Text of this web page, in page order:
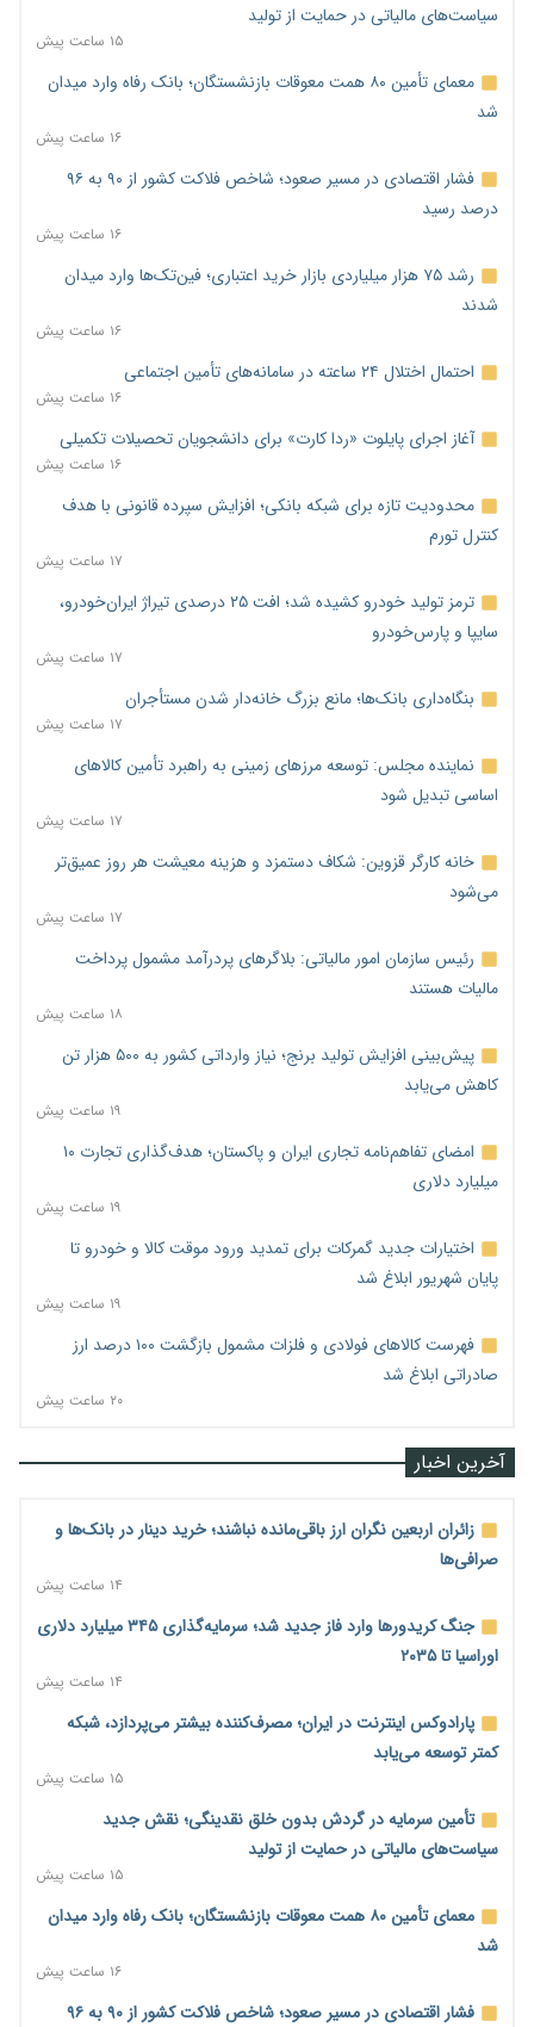
سیاست‌های مالیاتی در حمایت از تولید
۱۵ ساعت پیش
معمای تأمین ۸۰ همت معوقات بازنشستگان؛ بانک رفاه وارد میدان
شد
۱۶ ساعت پیش
فشار اقتصادی در مسیر صعود؛ شاخص فلاکت کشور از ۹۰ به ۹۶
درصد رسید
۱۶ ساعت پیش
رشد ۷۵ هزار میلیاردی بازار خرید اعتباری؛ فین‌تک‌ها وارد میدان
شدند
۱۶ ساعت پیش
احتمال اختلال ۲۴ ساعته در سامانه‌های تأمین اجتماعی
۱۶ ساعت پیش
آغاز اجرای پایلوت «ردا کارت» برای دانشجویان تحصیلات تکمیلی
۱۶ ساعت پیش
محدودیت تازه برای شبکه بانکی؛ افزایش سپرده قانونی با هدف
کنترل تورم
۱۷ ساعت پیش
ترمز تولید خودرو کشیده شد؛ افت ۲۵ درصدی تیراژ ایران‌خودرو،
سایپا و پارس‌خودرو
۱۷ ساعت پیش
بنگاه‌داری بانک‌ها؛ مانع بزرگ خانه‌دار شدن مستأجران
۱۷ ساعت پیش
نماینده مجلس: توسعه مرزهای زمینی به راهبرد تأمین کالاهای
اساسی تبدیل شود
۱۷ ساعت پیش
خانه کارگر قزوین: شکاف دستمزد و هزینه معیشت هر روز عمیق‌تر
می‌شود
۱۷ ساعت پیش
رئیس سازمان امور مالیاتی: بلاگرهای پردرآمد مشمول پرداخت
مالیات هستند
۱۸ ساعت پیش
پیش‌بینی افزایش تولید برنج؛ نیاز وارداتی کشور به ۵۰۰ هزار تن
کاهش می‌یابد
۱۹ ساعت پیش
امضای تفاهم‌نامه تجاری ایران و پاکستان؛ هدف‌گذاری تجارت ۱۰
میلیارد دلاری
۱۹ ساعت پیش
اختیارات جدید گمرکات برای تمدید ورود موقت کالا و خودرو تا
پایان شهریور ابلاغ شد
۱۹ ساعت پیش
فهرست کالاهای فولادی و فلزات مشمول بازگشت ۱۰۰ درصد ارز
صادراتی ابلاغ شد
۲۰ ساعت پیش
آخرین اخبار
زائران اربعین نگران ارز باقی‌مانده نباشند؛ خرید دینار در بانک‌ها و
صرافی‌ها
۱۴ ساعت پیش
جنگ کریدورها وارد فاز جدید شد؛ سرمایه‌گذاری ۳۴۵ میلیارد دلاری
اوراسیا تا ۲۰۳۵
۱۴ ساعت پیش
پارادوکس اینترنت در ایران؛ مصرف‌کننده بیشتر می‌پردازد، شبکه
کمتر توسعه می‌یابد
۱۵ ساعت پیش
تأمین سرمایه در گردش بدون خلق نقدینگی؛ نقش جدید
سیاست‌های مالیاتی در حمایت از تولید
۱۵ ساعت پیش
معمای تأمین ۸۰ همت معوقات بازنشستگان؛ بانک رفاه وارد میدان
شد
۱۶ ساعت پیش
فشار اقتصادی در مسیر صعود؛ شاخص فلاکت کشور از ۹۰ به ۹۶